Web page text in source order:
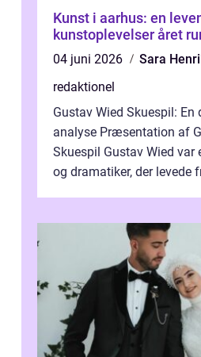
Kunst i aarhus: en
kunstoplevelser året
04 juni 2026
Sara
redaktionel
Gustav Wied Skuespil: En
analyse Præsentation af
Skuespil Gustav Wied
og dramatiker, der levede